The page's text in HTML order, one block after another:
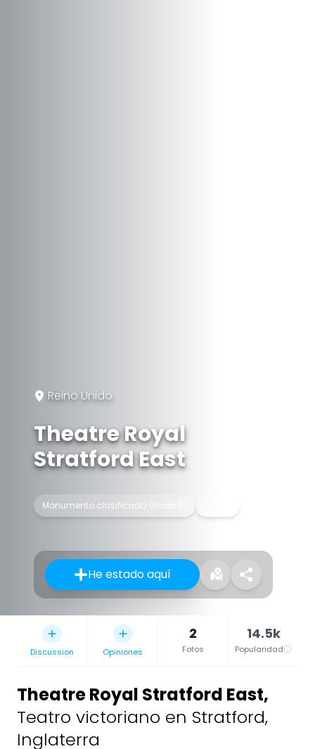
Reino Unido
Theatre Royal
Stratford East
Monumento clasificado Grado II*
He estado aquí
Discussion Opiniones
2
Fotos
14.5k
Popularidad
Theatre Royal Stratford East,
Teatro victoriano en Stratford,
Inglaterra